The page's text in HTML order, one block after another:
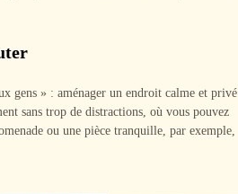
gens » : aménager un endroit calme et privé
sans trop de distractions, où vous pouvez
ou une pièce tranquille, par exemple,